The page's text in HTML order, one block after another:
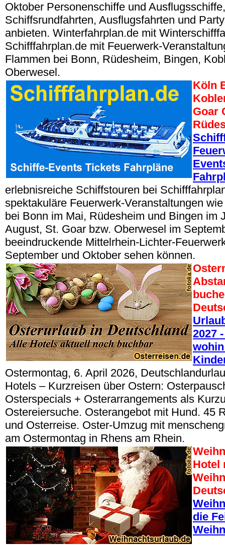
Oktober Personenschiffe und
Schiffsrundfahrten, Ausflugsfahrten und
anbieten. Winterfahrplan.de mit
Schifffahrplan.de mit Feuerwerk-
Flammen bei Bonn, Rüdesheim, Bingen,
Oberwesel.
Köln
Goar
erlebnisreiche Schiffstouren bei
spektakuläre Feuerwerk-Veranstaltungen
bei Bonn im Mai, Rüdesheim und Bingen im
August, St. Goar bzw. Oberwesel im
beeindruckende Mittelrhein-Lichter-
September und Oktober sehen können.
2027
Ostermontag, 6. April 2026,
Hotels – Kurzreisen über Ostern:
Osterspecials + Osterarrangements als
Ostereiersuche. Osterangebot mit Hund. 45
und Osterreise. Oster-Umzug mit
am Ostermontag in Rhens am Rhein.
Hotel
die